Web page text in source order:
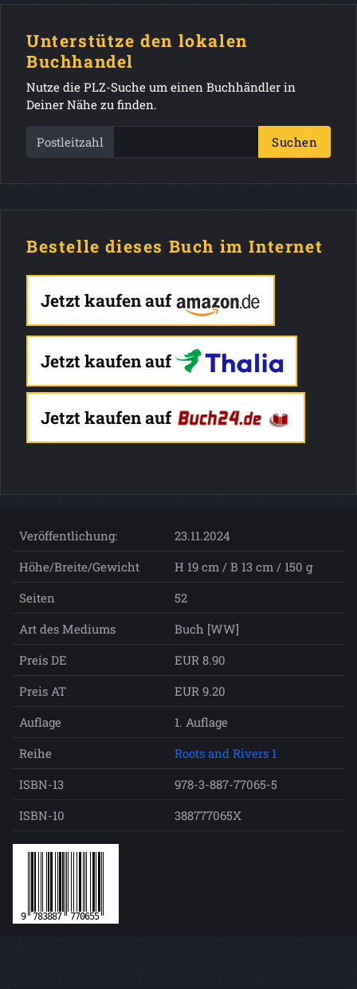
Unterstütze den lokalen
Buchhandel
Nutze die PLZ-Suche um einen Buchhändler in
Deiner Nähe zu finden.
Postleitzahl Suchen
Bestelle dieses Buch im Internet
Jetzt kaufen auf
Jetzt kaufen auf
Jetzt kaufen auf
Veröffentlichung:
23.11.2024
Höhe/Breite/Gewicht
H 19 cm / B 13 cm / 150 g
Seiten
52
Art des Mediums
Buch [WW]
Preis DE
EUR 8.90
Preis AT
EUR 9.20
Auflage
1. Auflage
Reihe
Roots and Rivers 1
ISBN-13
978-3-887-77065-5
ISBN-10
388777065X